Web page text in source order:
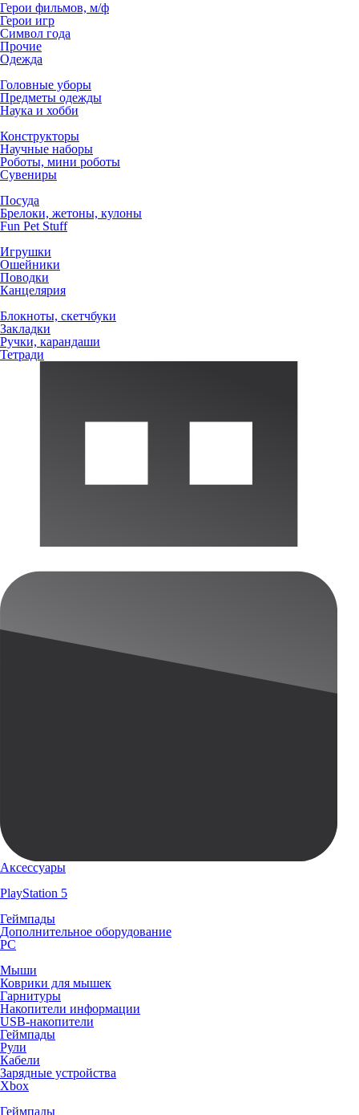
Герои фильмов, м/ф
Герои игр
Символ года
Прочие
Одежда
Головные уборы
Предметы одежды
Наука и хобби
Конструкторы
Научные наборы
Роботы, мини роботы
Сувениры
Посуда
Брелоки, жетоны, кулоны
Fun Pet Stuff
Игрушки
Ошейники
Поводки
Канцелярия
Блокноты, скетчбуки
Закладки
Ручки, карандаши
Тетради
Аксессуары
PlayStation 5
Геймпады
Дополнительное оборудование
PC
Мыши
Коврики для мышек
Гарнитуры
Накопители информации
USB-накопители
Геймпады
Рули
Кабели
Зарядные устройства
Xbox
Геймпады